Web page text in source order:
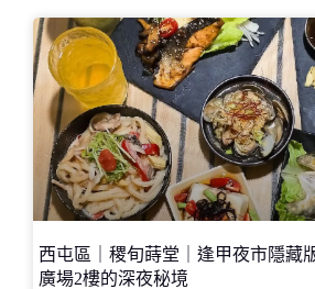
西屯區｜稷旬蒔堂｜逢甲夜市隱藏
廣場2樓的深夜秘境